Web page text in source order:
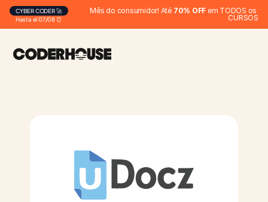
Hasta el 07/08 ⏰
CYBER CODER 🚀 Mês do consumidor! Até 70% OFF em TODOS os
CURSOS